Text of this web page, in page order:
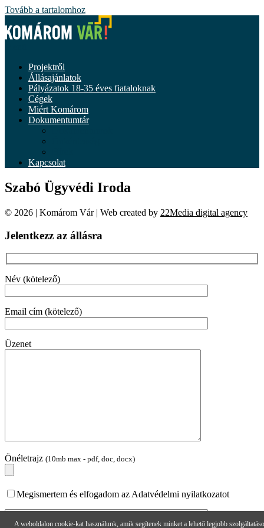
Tovább a tartalomhoz
Projektről
Állásajánlatok
Pályázatok 18-35 éves fiataloknak
Cégek
Miért Komárom
Dokumentumtár
Kapcsolat
Szabó Ügyvédi Iroda
© 2026 | Komárom Vár | Web created by 22Media digital agency
Jelentkezz az állásra
Név (kötelező)
Email cím (kötelező)
Üzenet
Önéletrajz (10mb max - pdf, doc, docx)
Megismertem és elfogadom az Adatvédelmi nyilatkozatot
A weboldalon cookie-kat használunk, amik segítenek minket a lehető legjobb